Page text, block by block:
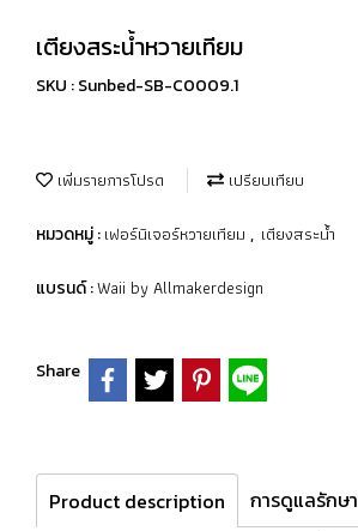
เตียงสระน้ำหวายเทียม
SKU : Sunbed-SB-C0009.1
เพิ่มรายการโปรด เปรียบเทียบ
หมวดหมู่ :เฟอร์นิเจอร์หวายเทียม , เตียงสระน้ำ
แบรนด์ :Waii by Allmakerdesign
Share
Product description การดูแลรักษา